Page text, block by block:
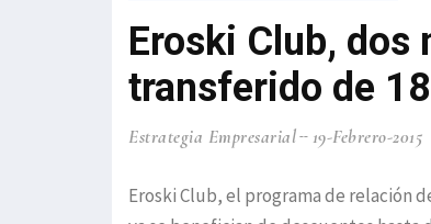
Eroski Club, dos
transferido de
Estrategia Empresarial 19-Febrero-2015
Eroski Club, el programa de relación